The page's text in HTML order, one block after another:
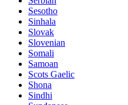
Sesotho
Sinhala
Slovak
Slovenian
Somali
Samoan
Scots Gaelic
Shona
Sindhi